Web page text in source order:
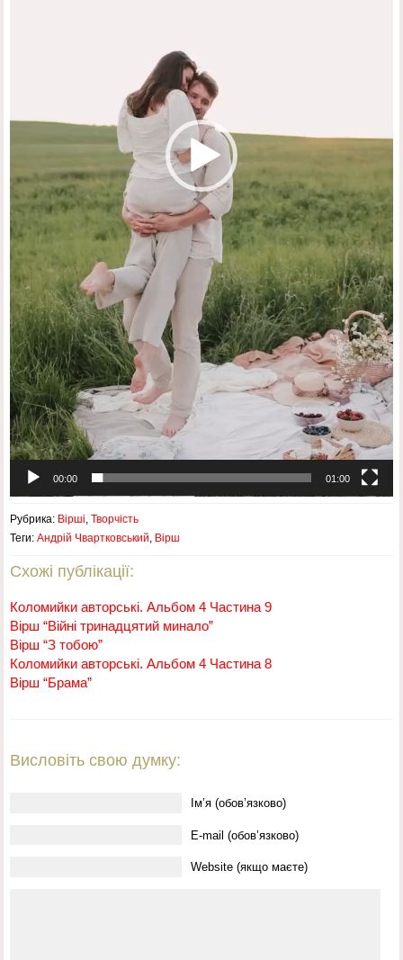
00:00 01:00
Рубрика: Вірші,Творчість
Теги:Андрій Чвартковський, Вірш
Схожі публікації:
Коломийки авторські. Альбом 4 Частина 9
Вірш “Війні тринадцятий минало”
Вірш “З тобою”
Коломийки авторські. Альбом 4 Частина 8
Вірш “Брама”
Висловіть свою думку:
Ім’я (обов’язково)
E-mail (обов’язково)
Website (якщо маєте)